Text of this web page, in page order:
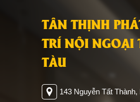
tường rất đa dạng về
sắc, giúp dễ dàng lựa
phong cách thiết kế nội
đại đến cổ điển. Việc lắp
ốp tường không chỉ tiết
mà còn mang lại hiệu quả
yên tâm về tuổi thọ của
giúp duy trì vẻ đẹp
TÂN THỊNH
TRÍ NỘI NGOẠI
TÀU
143 Nguyễn Tất